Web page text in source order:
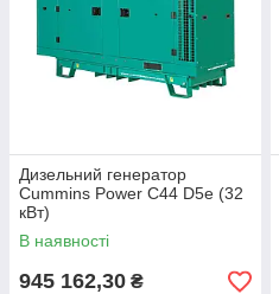
Дизельний генератор
Cummins Power C44 D5e (32
кВт)
В наявності
945 162,30 ₴